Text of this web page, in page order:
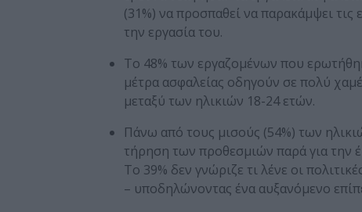
(31%) να προσπαθεί να παρακάμψει τις
την εργασία του.
Το 48% των εργαζομένων που
μέτρα ασφαλείας οδηγούν σε πολύ
μεταξύ των ηλικιών 18-24 ετών.
Πάνω από τους μισούς (54%) των
τήρηση των προθεσμιών παρά για την
Το 39% δεν γνώριζε τι λένε οι
– υποδηλώνοντας ένα αυξανόμενο